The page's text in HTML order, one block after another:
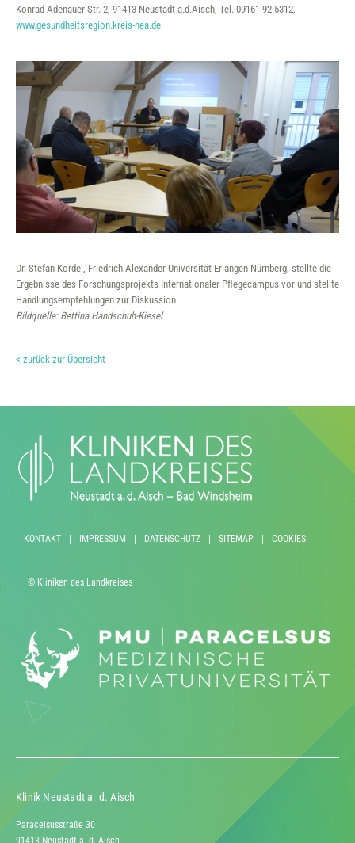
Konrad-Adenauer-Str. 2, 91413 Neustadt a.d.Aisch, Tel. 09161 92-5312,
www.gesundheitsregion.kreis-nea.de
Dr. Stefan Kordel, Friedrich-Alexander-Universität Erlangen-Nürnberg, stellte die
Ergebnisse des Forschungsprojekts Internationaler Pflegecampus vor und stellte
Handlungsempfehlungen zur Diskussion.
Bildquelle: Bettina Handschuh-Kiesel
< zurück zur Übersicht
KONTAKT IMPRESSUM DATENSCHUTZ SITEMAP COOKIES
© Kliniken des Landkreises
Klinik Neustadt a. d. Aisch
Paracelsusstraße 30
91413 Neustadt a. d. Aisch